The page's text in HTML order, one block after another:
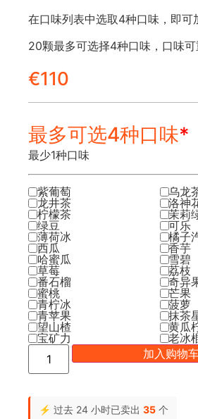
在口味列表中选取4种口味，即可
20颗最多可选择4种口味，口味可
€110
*
最多可选4种口味
最少1种口味
紫葡萄
乌龙
龙井茶
洛神
柠檬茶
茉莉
绿豆
可乐
薄荷冰
橘子
西瓜
香芋
哈蜜瓜
雪碧
草莓
荔枝
番石榴
奇异
蜜桃
芒果
青柠冰
菠萝
青苹果
抹茶
望山楂
黄瓜
宝矿力
老冰
加入购物
⚡ 过去 24 小时已卖出 35 个